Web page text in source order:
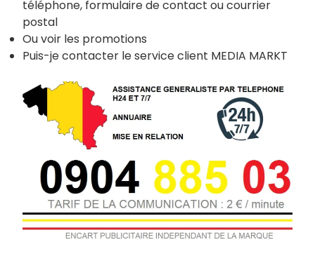
téléphone, formulaire de contact ou courrier
postal
Ou voir les promotions
Puis-je contacter le service client MEDIA MARKT